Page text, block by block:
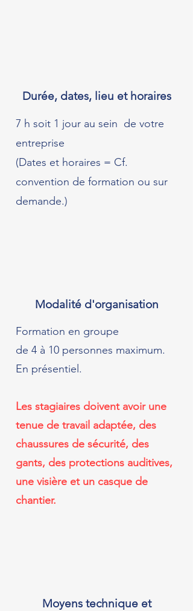
Durée, dates, lieu et horaires
7 h soit 1 jour au sein de votre
entreprise
(Dates et horaires = Cf.
convention de formation ou sur
demande.)
Modalité d'organisation
Formation en groupe
de 4 à 10 personnes maximum.
En présentiel.
Les stagiaires doivent avoir une
tenue de travail adaptée, des
chaussures de sécurité, des
gants, des protections auditives,
une visière et un casque de
chantier.
Moyens technique et